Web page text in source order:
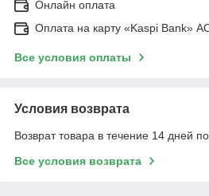
Онлайн оплата
Оплата на карту «Kaspi Bank»
Все условия оплаты
Условия возврата
Возврат товара в течение 14 дней
Все условия возврата